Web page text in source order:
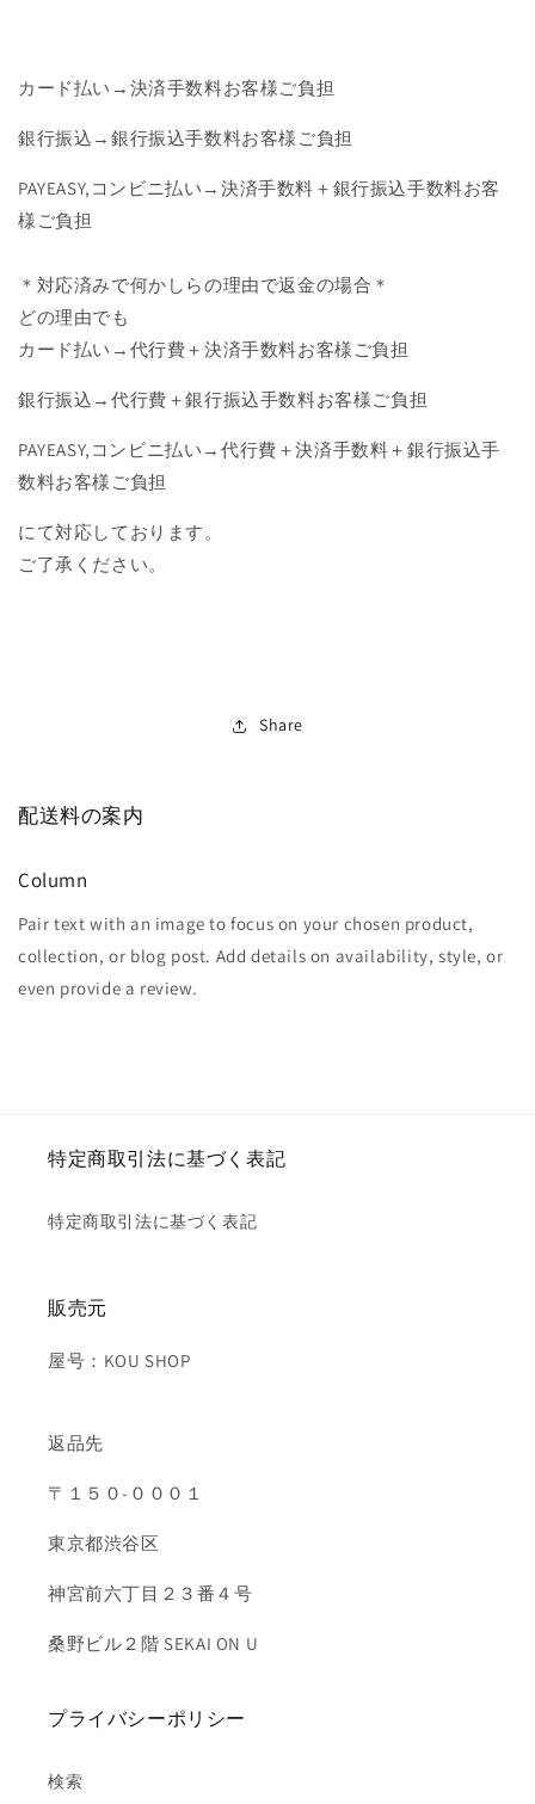
カード払い→決済手数料お客様ご負担
銀行振込→銀行振込手数料お客様ご負担
PAYEASY,コンビニ払い→決済手数料＋銀行振込手数料お客
様ご負担
＊対応済みで何かしらの理由で返金の場合＊
どの理由でも
カード払い→代行費＋決済手数料お客様ご負担
銀行振込→代行費＋銀行振込手数料お客様ご負担
PAYEASY,コンビニ払い→代行費＋決済手数料＋銀行振込手
数料お客様ご負担
にて対応しております。
ご了承ください。
Share
配送料の案内
Column
Pair text with an image to focus on your chosen product,
collection, or blog post. Add details on availability, style, or
even provide a review.
特定商取引法に基づく表記
特定商取引法に基づく表記
販売元
屋号：KOU SHOP
返品先
〒１５０-０００１
東京都渋谷区
神宮前六丁目２３番４号
桑野ビル２階 SEKAI ON U
プライバシーポリシー
検索